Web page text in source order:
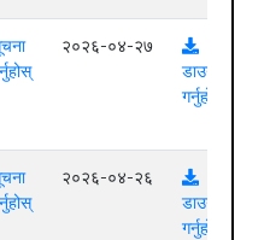
२०२६-०४-२७
डाउनलोड
गर्नुहोस्
२०२६-०४-२६
डाउनलोड
गर्नुहोस्